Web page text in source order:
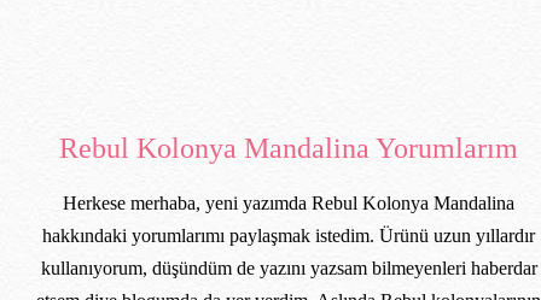
Rebul Kolonya Mandalina Yorumlarım
Herkese merhaba, yeni yazımda Rebul Kolonya Mandalina
hakkındaki yorumlarımı paylaşmak istedim. Ürünü uzun yıllardır
kullanıyorum, düşündüm de yazını yazsam bilmeyenleri haberdar